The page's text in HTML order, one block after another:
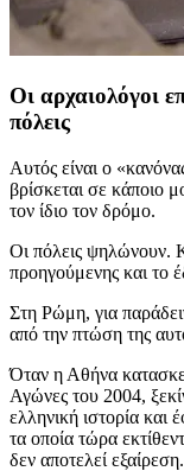
Οι αρχαιολόγοι
πόλεις
Αυτός είναι ο
βρίσκεται σε κάποιο
τον ίδιο τον δρόμο.
Οι πόλεις ψηλώνουν.
προηγούμενης και το
Στη Ρώμη, για
από την πτώση της
Όταν η Αθήνα
Αγώνες του 2004,
ελληνική ιστορία και
τα οποία τώρα
δεν αποτελεί εξαίρεση.